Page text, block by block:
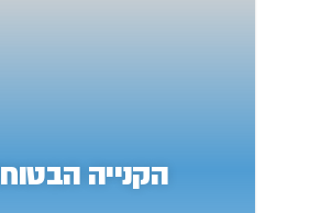
הקנייה